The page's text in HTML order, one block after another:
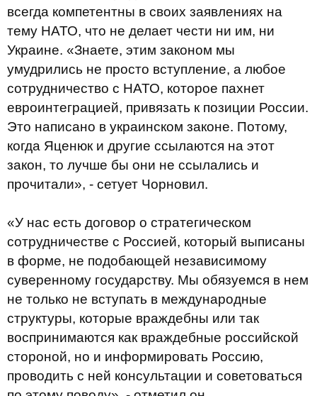
всегда компетентны в своих заявлениях на
тему НАТО, что не делает чести ни им, ни
Украине. «Знаете, этим законом мы
умудрились не просто вступление, а любое
сотрудничество с НАТО, которое пахнет
евроинтеграцией, привязать к позиции России.
Это написано в украинском законе. Потому,
когда Яценюк и другие ссылаются на этот
закон, то лучше бы они не ссылались и
прочитали», - сетует Чорновил.
«У нас есть договор о стратегическом
сотрудничестве с Россией, который выписаны
в форме, не подобающей независимому
суверенному государству. Мы обязуемся в нем
не только не вступать в международные
структуры, которые враждебны или так
воспринимаются как враждебные российской
стороной, но и информировать Россию,
проводить с ней консультации и советоваться